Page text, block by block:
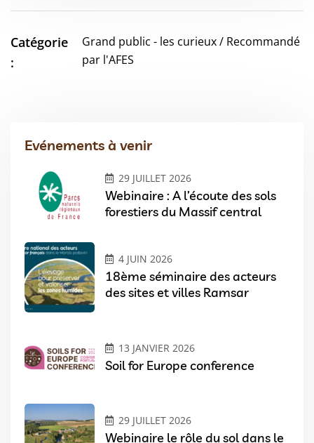
Catégorie
:
Grand public - les curieux / Recommandé
par l'AFES
Evénements à venir
29 JUILLET 2026
Webinaire : A l’écoute des sols
forestiers du Massif central
4 JUIN 2026
18ème séminaire des acteurs
des sites et villes Ramsar
13 JANVIER 2026
Soil for Europe conference
29 JUILLET 2026
Webinaire le rôle du sol dans le